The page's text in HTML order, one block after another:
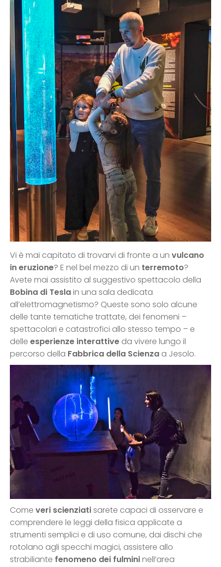
Vi è mai capitato di trovarvi di fronte a un vulcano
in eruzione? E nel bel mezzo di un terremoto?
Avete mai assistito al suggestivo spettacolo della
Bobina di Teslain una sala dedicata
all’elettromagnetismo? Queste sono solo alcune
delle tante tematiche trattate, dei fenomeni –
spettacolari e catastrofici allo stesso tempo – e
delle esperienze interattive da vivere lungo il
percorso della Fabbrica della Scienza a Jesolo.
Come veri scienziatisarete capaci di osservare e
comprendere le leggi della fisica applicate a
strumenti semplici e di uso comune, dai dischi che
rotolano agli specchi magici, assistere allo
strabiliante fenomeno dei fulmininell’area